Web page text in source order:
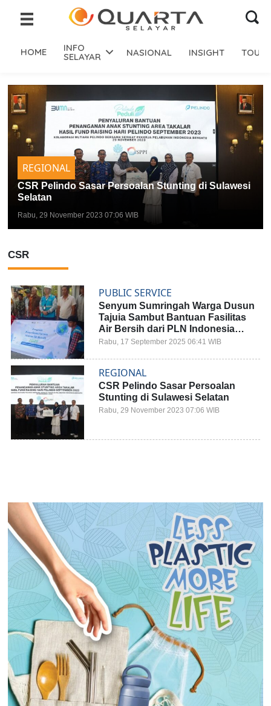
HOME INFO
SELAYAR NASIONAL INSIGHT
REGIONAL
CSR Pelindo Sasar Persoalan Stunting di Sulawesi
Selatan
Rabu, 29 November 2023 07:06 WIB
CSR
PUBLIC SERVICE
Senyum Sumringah Warga Dusun
Tajuia Sambut Bantuan Fasilitas
Air Bersih dari PLN Indonesia
Power
Rabu, 17 September 2025 06:41 WIB
REGIONAL
CSR Pelindo Sasar Persoalan
Stunting di Sulawesi Selatan
Rabu, 29 November 2023 07:06 WIB